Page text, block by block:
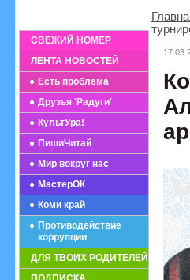
СВЕЖИЙ НОМЕР
ЛЕНТА НОВОСТЕЙ
Есть проблема
Друзья 'Радуги'
КультУра!
ПишиЧитай
Мир вокруг нас
МастерОК
Коми край
Противодействие
коррупции
ДЛЯ ТВОИХ РОДИТЕЛЕЙ